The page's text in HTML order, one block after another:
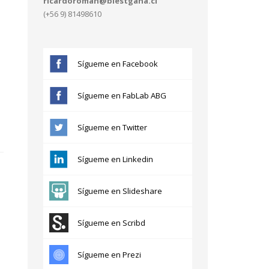
(+56 9) 81498610
Sígueme en Facebook
Sígueme en FabLab ABG
Sígueme en Twitter
Sígueme en Linkedin
Sígueme en Slideshare
Sígueme en Scribd
Sígueme en Prezi